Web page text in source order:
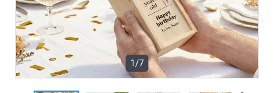
1/7